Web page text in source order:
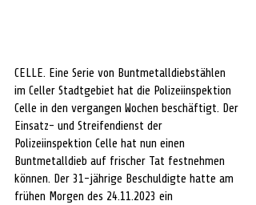
CELLE. Eine Serie von Buntmetalldiebstählen
im Celler Stadtgebiet hat die Polizeiinspektion
Celle in den vergangen Wochen beschäftigt. Der
Einsatz- und Streifendienst der
Polizeiinspektion Celle hat nun einen
Buntmetalldieb auf frischer Tat festnehmen
können. Der 31-jährige Beschuldigte hatte am
frühen Morgen des 24.11.2023 ein